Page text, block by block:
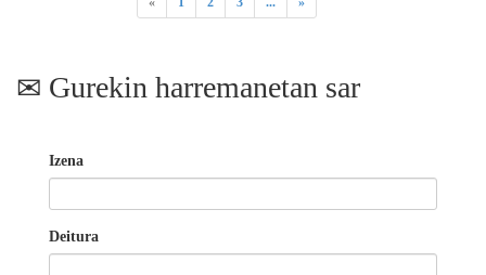
Gurekin harremanetan sar
Izena
Deitura